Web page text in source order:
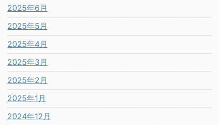
2025年6月
2025年5月
2025年4月
2025年3月
2025年2月
2025年1月
2024年12月